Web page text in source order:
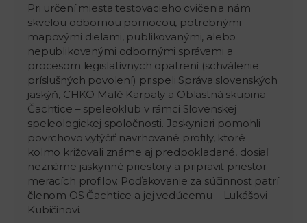
Pri určení miesta testovacieho cvičenia nám
skvelou odbornou pomocou, potrebnými
mapovými dielami, publikovanými, alebo
nepublikovanými odbornými správami a
procesom legislatívnych opatrení (schválenie
príslušných povolení) prispeli Správa slovenských
jaskýň, CHKO Malé Karpaty a Oblastná skupina
Čachtice – speleoklub v rámci Slovenskej
speleologickej spoločnosti. Jaskyniari pomohli
povrchovo vytýčiť navrhované profily, ktoré
kolmo križovali známe aj predpokladané, dosiaľ
neznáme jaskynné priestory a pripraviť priestor
meracích profilov. Poďakovanie za súčinnosť patrí
členom OS Čachtice a jej vedúcemu – Lukášovi
Kubičinovi.